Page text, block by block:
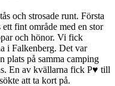
och strosade runt. Första
fint område med en stor
och hönor. Vi fick
i Falkenberg. Det var
plats på samma camping
En av kvällarna fick P♥ till
att ta kort på.